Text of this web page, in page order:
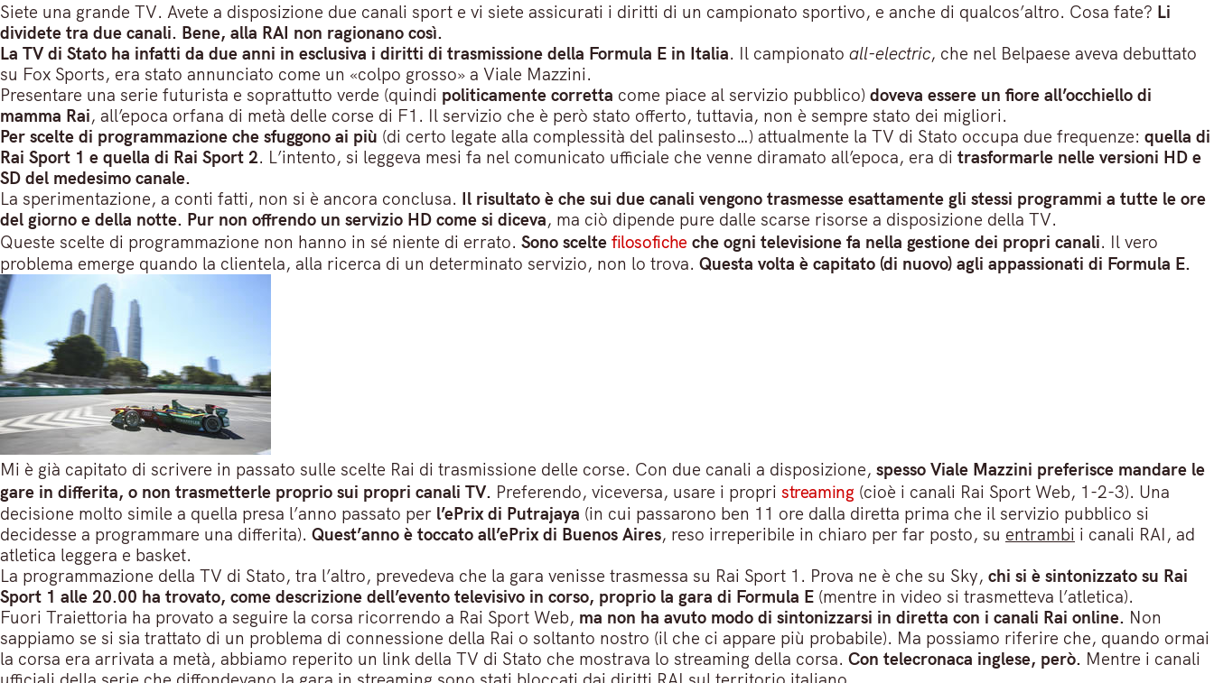
Siete una grande TV. Avete a disposizione due canali sport e vi siete assicurati i diritti di un campionato sportivo, e anche di qualcos’altro. Cosa fate? Li
dividete tra due canali. Bene, alla RAI non ragionano così.
La TV di Stato ha infatti da due anni in esclusiva i diritti di trasmissione della Formula E in Italia. Il campionato all-electric, che nel Belpaese aveva debuttato
su Fox Sports, era stato annunciato come un «colpo grosso» a Viale Mazzini.
Presentare una serie futurista e soprattutto verde (quindi politicamente corretta come piace al servizio pubblico) doveva essere un fiore all’occhiello di
mamma Rai, all’epoca orfana di metà delle corse di F1. Il servizio che è però stato offerto, tuttavia, non è sempre stato dei migliori.
Per scelte di programmazione che sfuggono ai più (di certo legate alla complessità del palinsesto…) attualmente la TV di Stato occupa due frequenze: quella di
Rai Sport 1 e quella di Rai Sport 2. L’intento, si leggeva mesi fa nel comunicato ufficiale che venne diramato all’epoca, era di trasformarle nelle versioni HD e
SD del medesimo canale.
La sperimentazione, a conti fatti, non si è ancora conclusa. Il risultato è che sui due canali vengono trasmesse esattamente gli stessi programmi a tutte le ore
del giorno e della notte. Pur non offrendo un servizio HD come si diceva, ma ciò dipende pure dalle scarse risorse a disposizione della TV.
Queste scelte di programmazione non hanno in sé niente di errato. Sono scelte filosofiche che ogni televisione fa nella gestione dei propri canali. Il vero
problema emerge quando la clientela, alla ricerca di un determinato servizio, non lo trova. Questa volta è capitato (di nuovo) agli appassionati di Formula E.
Mi è già capitato di scrivere in passato sulle scelte Rai di trasmissione delle corse. Con due canali a disposizione, spesso Viale Mazzini preferisce mandare le
gare in differita, o non trasmetterle proprio sui propri canali TV. Preferendo, viceversa, usare i propri streaming (cioè i canali Rai Sport Web, 1-2-3). Una
decisione molto simile a quella presa l’anno passato per l’ePrix di Putrajaya (in cui passarono ben 11 ore dalla diretta prima che il servizio pubblico si
decidesse a programmare una differita). Quest’anno è toccato all’ePrix di Buenos Aires, reso irreperibile in chiaro per far posto, su entrambi i canali RAI, ad
atletica leggera e basket.
La programmazione della TV di Stato, tra l’altro, prevedeva che la gara venisse trasmessa su Rai Sport 1. Prova ne è che su Sky, chi si è sintonizzato su Rai
Sport 1 alle 20.00 ha trovato, come descrizione dell’evento televisivo in corso, proprio la gara di Formula E (mentre in video si trasmetteva l’atletica).
Fuori Traiettoria ha provato a seguire la corsa ricorrendo a Rai Sport Web, ma non ha avuto modo di sintonizzarsi in diretta con i canali Rai online. Non
sappiamo se si sia trattato di un problema di connessione della Rai o soltanto nostro (il che ci appare più probabile). Ma possiamo riferire che, quando ormai
la corsa era arrivata a metà, abbiamo reperito un link della TV di Stato che mostrava lo streaming della corsa. Con telecronaca inglese, però. Mentre i canali